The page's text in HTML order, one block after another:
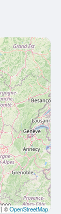
| ©OpenStreetMap